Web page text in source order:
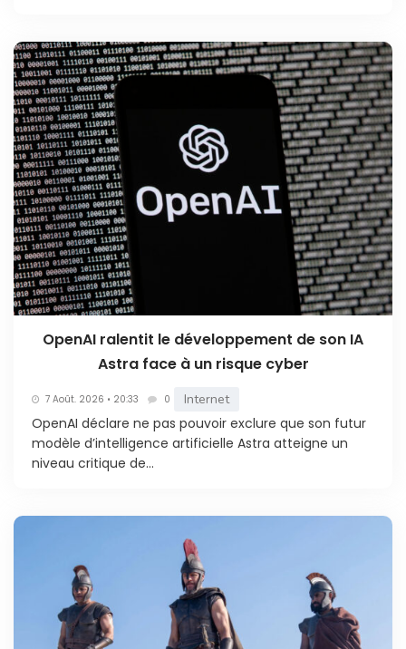
OpenAI ralentit le développement de son IA
Astra face à un risque cyber
7 Août. 2026 • 20:33 0 Internet
OpenAI déclare ne pas pouvoir exclure que son futur
modèle d’intelligence artificielle Astra atteigne un
niveau critique de...